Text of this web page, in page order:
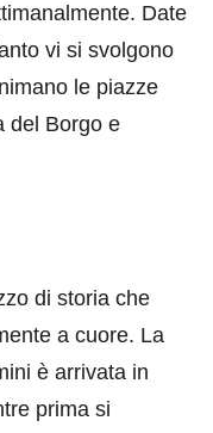
Date
vi si svolgono
le piazze
del Borgo e
di storia che
a cuore. La
è arrivata in
prima si